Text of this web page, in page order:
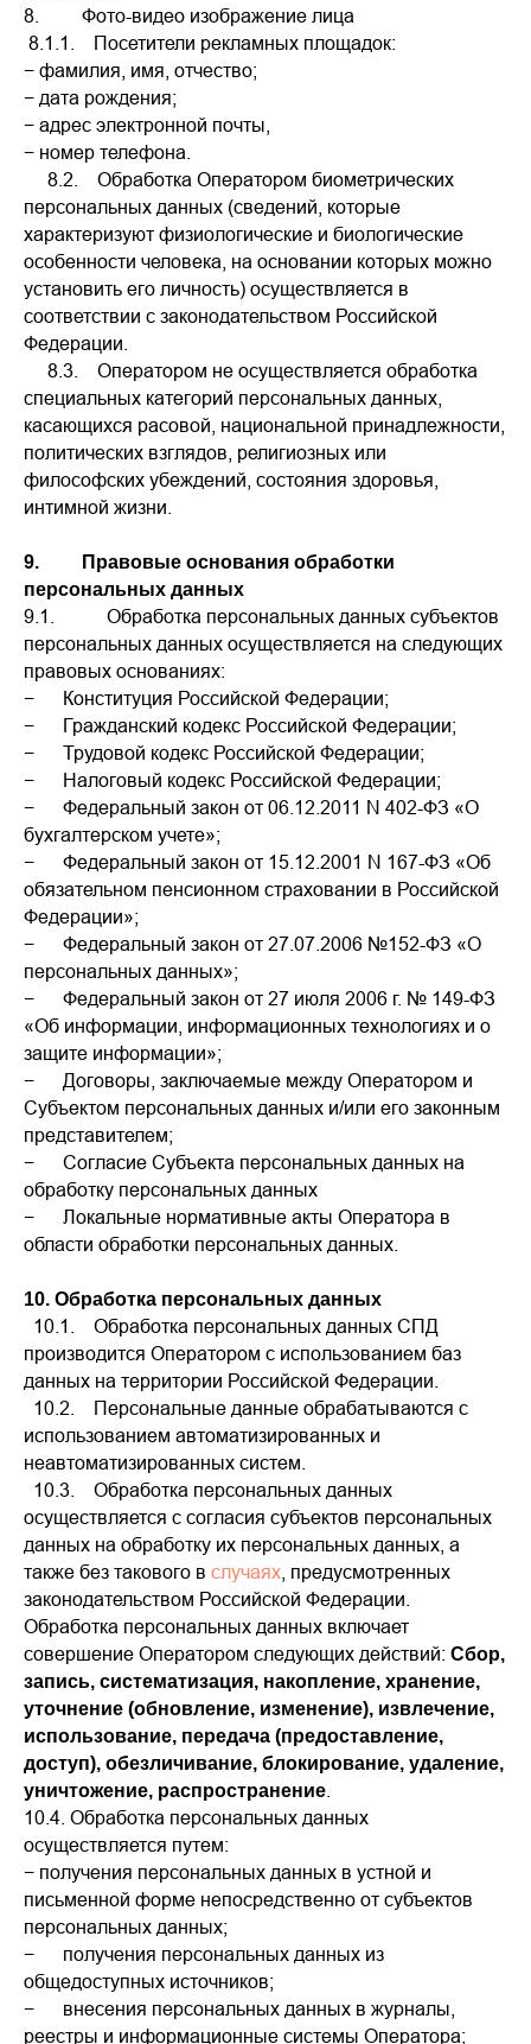
8. Фото-видео изображение лица
8.1.1. Посетители рекламных площадок:
− фамилия, имя, отчество;
− дата рождения;
− адрес электронной почты,
− номер телефона.
8.2. Обработка Оператором биометрических
персональных данных (сведений, которые
характеризуют физиологические и биологические
особенности человека, на основании которых можно
установить его личность) осуществляется в
соответствии с законодательством Российской
Федерации.
8.3. Оператором не осуществляется обработка
специальных категорий персональных данных,
касающихся расовой, национальной принадлежности,
политических взглядов, религиозных или
философских убеждений, состояния здоровья,
интимной жизни.
9. Правовые основания обработки
персональных данных
9.1. Обработка персональных данных субъектов
персональных данных осуществляется на следующих
правовых основаниях:
− Конституция Российской Федерации;
− Гражданский кодекс Российской Федерации;
− Трудовой кодекс Российской Федерации;
− Налоговый кодекс Российской Федерации;
− Федеральный закон от 06.12.2011 N 402-ФЗ «О
бухгалтерском учете»;
− Федеральный закон от 15.12.2001 N 167-ФЗ «Об
обязательном пенсионном страховании в Российской
Федерации»;
− Федеральный закон от 27.07.2006 №152-ФЗ «О
персональных данных»;
− Федеральный закон от 27 июля 2006 г. № 149-ФЗ
«Об информации, информационных технологиях и о
защите информации»;
− Договоры, заключаемые между Оператором и
Субъектом персональных данных и/или его законным
представителем;
− Согласие Субъекта персональных данных на
обработку персональных данных
− Локальные нормативные акты Оператора в
области обработки персональных данных.
10. Обработка персональных данных
10.1. Обработка персональных данных СПД
производится Оператором с использованием баз
данных на территории Российской Федерации.
10.2. Персональные данные обрабатываются с
использованием автоматизированных и
неавтоматизированных систем.
10.3. Обработка персональных данных
осуществляется с согласия субъектов персональных
данных на обработку их персональных данных, а
также без такового в случаях , предусмотренных
законодательством Российской Федерации.
Обработка персональных данных включает
совершение Оператором следующих действий: Сбор,
запись, систематизация, накопление, хранение,
уточнение (обновление, изменение), извлечение,
использование, передача (предоставление,
доступ), обезличивание, блокирование, удаление,
уничтожение, распространение
10.4. Обработка персональных данных
осуществляется путем:
− получения персональных данных в устной и
письменной форме непосредственно от субъектов
персональных данных;
− получения персональных данных из
общедоступных источников;
− внесения персональных данных в журналы,
реестры и информационные системы Оператора;